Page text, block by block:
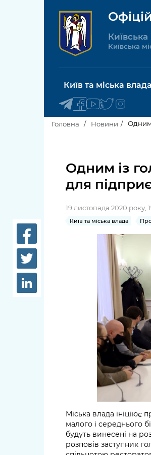
Київська
Київ та міська влада
Київська
Керівництво
Структура
Рішення та
Проєкти
перебувають
КМВА
Головна Новини Одним
Одним із
для
19 листопада 2020 року,
Київ та міська влада
Міська влада
малого і середнього
будуть винесені на
розповів заступник